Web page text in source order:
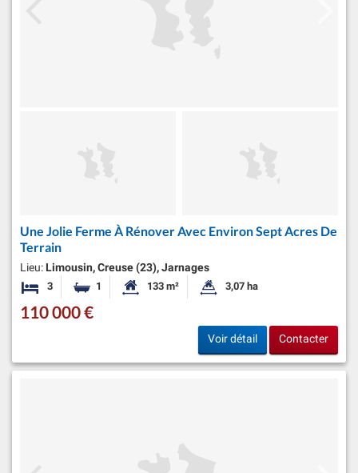
Une Jolie Ferme À Rénover Avec Environ Sept Acres De
Terrain
Lieu: Limousin, Creuse (23), Jarnages
3 Chambres1 Salle de bainSurface habitable:
133 m² Superficie du terrain:
3,07 ha
110 000 €
Voir détail Contacter